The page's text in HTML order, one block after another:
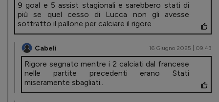
9 goal e 5 assist stagionali e sarebbero stati di
più se quel cesso di Lucca non gli avesse
sottratto il pallone per calciare il rigore
Cabeli 16 Giugno 2025 | 09.43
Rigore segnato mentre i 2 calciati dal francese
nelle partite precedenti erano Stati
miseramente sbagliati..